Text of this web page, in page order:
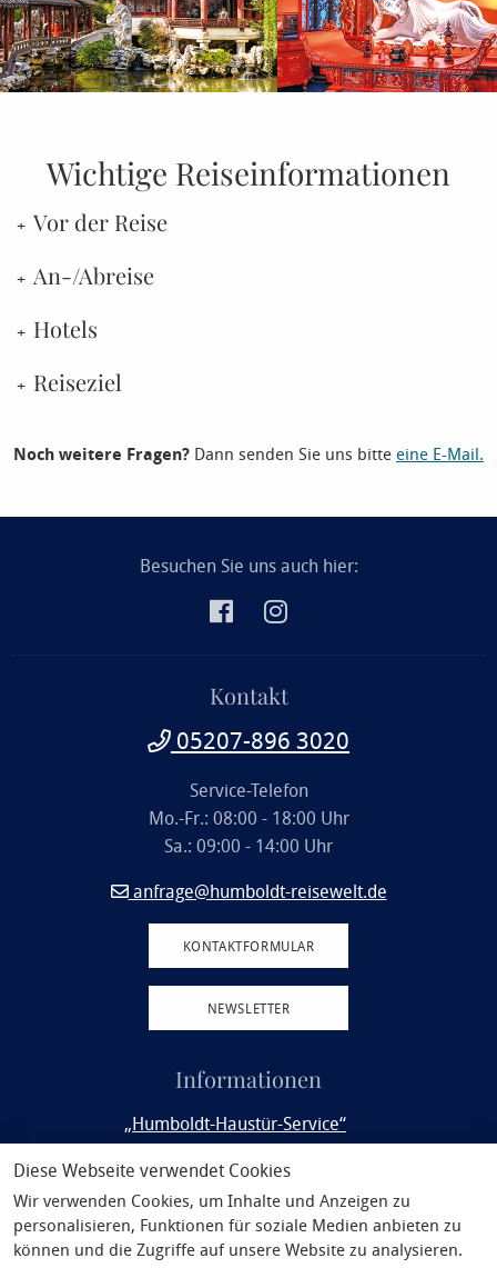
Diese Webseite verwendet Cookies
Wir verwenden Cookies, um Inhalte und Anzeigen zu
personalisieren, Funktionen für soziale Medien anbieten zu
können und die Zugriffe auf unsere Website zu analysieren.
Wichtige Reiseinformationen
Vor der Reise
An-/Abreise
Hotels
Reiseziel
Noch weitere Fragen? Dann senden Sie uns bitte eine E-Mail.
Besuchen Sie uns auch hier:
Kontakt
05207-896 3020
Service-Telefon
Mo.-Fr.: 08:00 - 18:00 Uhr
Sa.: 09:00 - 14:00 Uhr
anfrage@humboldt-reisewelt.de
KONTAKTFORMULAR
NEWSLETTER
Informationen
„Humboldt-Haustür-Service“
Rail&Fly
Service
Philosophie